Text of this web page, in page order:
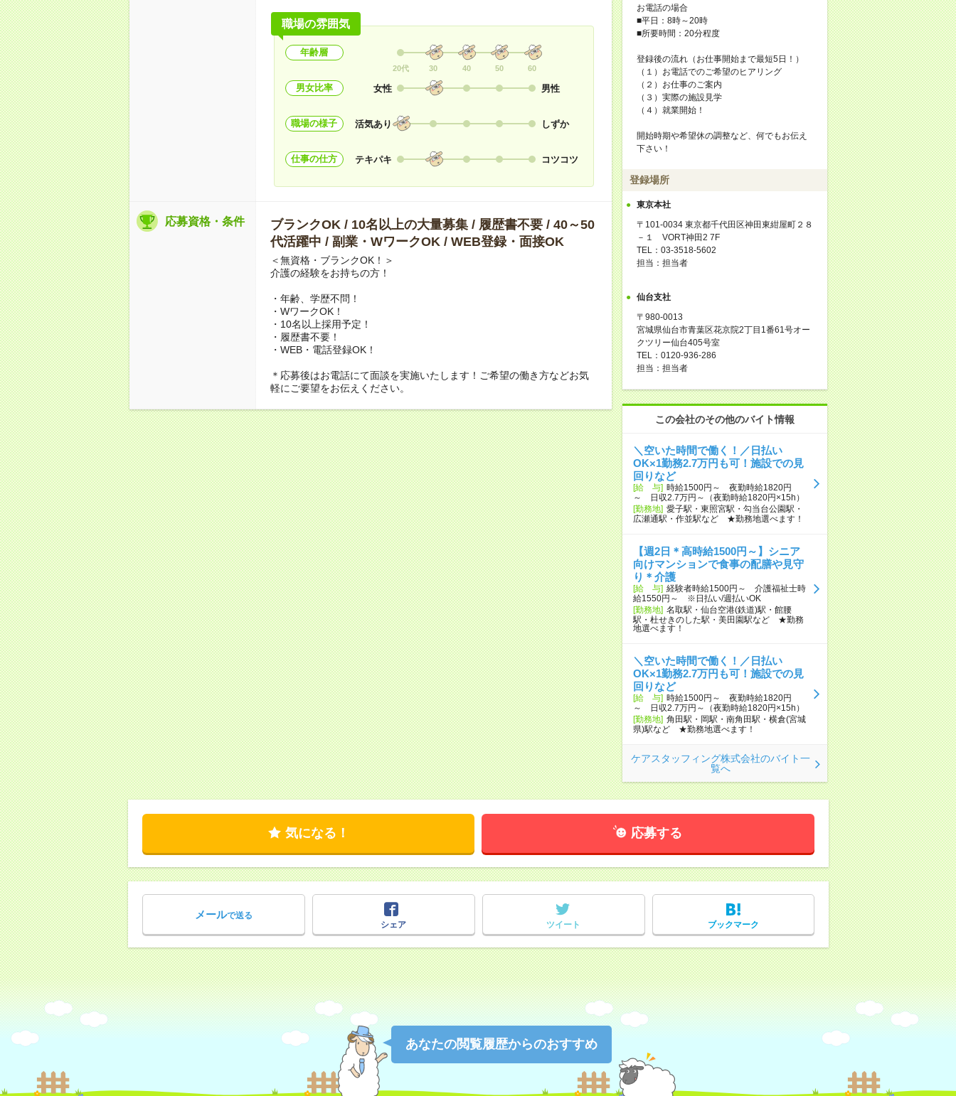
職場の雰囲気
年齢層
20代 30 40 50 60
男女比率 女性 男性
職場の様子 活気あり しずか
仕事の仕方 テキパキ コツコツ
応募資格・条件
ブランクOK / 10名以上の大量募集 / 履歴書不要 / 40～50
代活躍中 / 副業・WワークOK / WEB登録・面接OK
＜無資格・ブランクOK！＞
介護の経験をお持ちの方！
・年齢、学歴不問！
・WワークOK！
・10名以上採用予定！
・履歴書不要！
・WEB・電話登録OK！
＊応募後はお電話にて面談を実施いたします！ご希望の働き方などお気
軽にご要望をお伝えください。
お電話の場合
■平日：8時～20時
■所要時間：20分程度
登録後の流れ（お仕事開始まで最短5日！）
（１）お電話でのご希望のヒアリング
（２）お仕事のご案内
（３）実際の施設見学
（４）就業開始！
開始時期や希望休の調整など、何でもお伝え
下さい！
登録場所
東京本社
〒101-0034 東京都千代田区神田東紺屋町２８
－１ VORT神田2 7F
TEL：03-3518-5602
担当：担当者
仙台支社
〒980-0013
宮城県仙台市青葉区花京院2丁目1番61号オー
クツリー仙台405号室
TEL：0120-936-286
担当：担当者
この会社のその他のバイト情報
＼空いた時間で働く！／日払い
OK×1勤務2.7万円も可！施設での見
回りなど
[給 与] 時給1500円～ 夜勤時給1820円
～ 日収2.7万円～（夜勤時給1820円×15h）
[勤務地] 愛子駅・東照宮駅・勾当台公園駅・
広瀬通駅・作並駅など ★勤務地選べます！
【週2日＊高時給1500円～】シニア
向けマンションで食事の配膳や見守
り＊介護
[給 与] 経験者時給1500円～ 介護福祉士時
給1550円～ ※日払い/週払いOK
[勤務地] 名取駅・仙台空港(鉄道)駅・館腰
駅・杜せきのした駅・美田園駅など ★勤務
地選べます！
＼空いた時間で働く！／日払い
OK×1勤務2.7万円も可！施設での見
回りなど
[給 与] 時給1500円～ 夜勤時給1820円
～ 日収2.7万円～（夜勤時給1820円×15h）
[勤務地] 角田駅・岡駅・南角田駅・横倉(宮城
県)駅など ★勤務地選べます！
ケアスタッフィング株式会社のバイト一
覧へ
気になる！ 応募する
メールで送る
シェア
ツイート ブックマーク
あなたの閲覧履歴からのおすすめ